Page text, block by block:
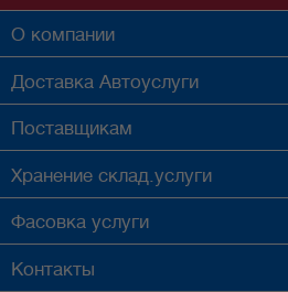
О компании
Доставка Автоуслуги
Поставщикам
Хранение склад.услуги
Фасовка услуги
Контакты